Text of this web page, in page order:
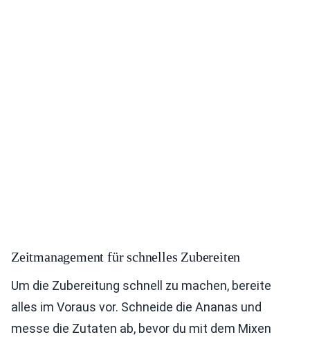
Zeitmanagement für schnelles Zubereiten
Um die Zubereitung schnell zu machen, bereite
alles im Voraus vor. Schneide die Ananas und
messe die Zutaten ab, bevor du mit dem Mixen